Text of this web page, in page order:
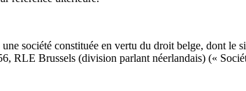
société constituée en vertu du droit belge, dont le
RLE Brussels (division parlant néerlandais) («